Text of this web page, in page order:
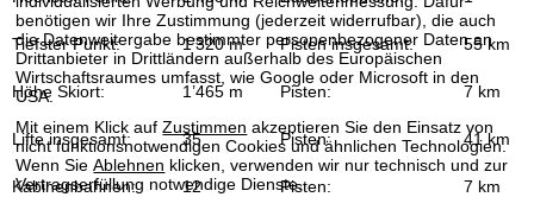
benötigen wir Ihre Zustimmung (jederzeit widerrufbar), die auch
die Datenweitergabe bestimmter personenbezogener Daten an
Drittanbieter in Drittländern außerhalb des Europäischen
Wirtschaftsraumes umfasst, wie Google oder Microsoft in den
USA.
Mit einem Klick aufZustimmen akzeptieren Sie den Einsatz von
nicht funktionsnotwendigen Cookies und ähnlichen Technologien.
Wenn SieAblehnen klicken, verwenden wir nur technisch und zur
Vertragserfüllung notwendige Dienste.
i
t
e
Tiefster Punkt: 1’320 m Pisten insgesamt: 55 km
Höhe Skiort: 1’465 m Pisten: 7 km
Lifte insgesamt: 35 Pisten: 41 km
Kabinenbahnen: 12 Pisten: 7 km